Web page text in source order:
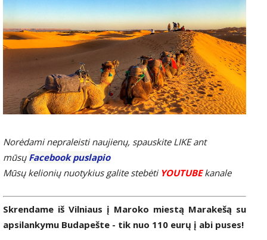
Norėdami nepraleisti naujienų, spauskite LIKE ant
mūsų Facebook puslapio
Mūsų kelionių nuotykius galite stebėti YOUTUBEkanale
Skrendame iš Vilniaus į Maroko miestą Marakešą su
apsilankymu Budapešte - tik nuo 110 eurų į abi puses!